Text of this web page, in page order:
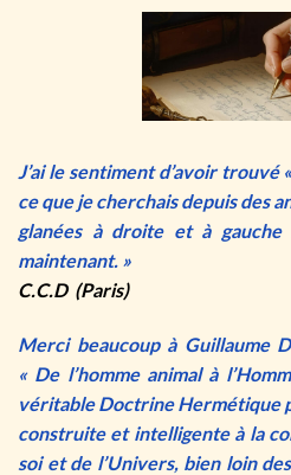
J’ai le sentiment d’avoir trouvé
ce que je cherchais depuis des
glanées à droite et à gauche
maintenant. »
C.C.D (Paris)
Merci beaucoup à Guillaume
« De l’homme animal à
véritable Doctrine Hermétique
construite et intelligente à la
soi et de l’Univers, bien loin